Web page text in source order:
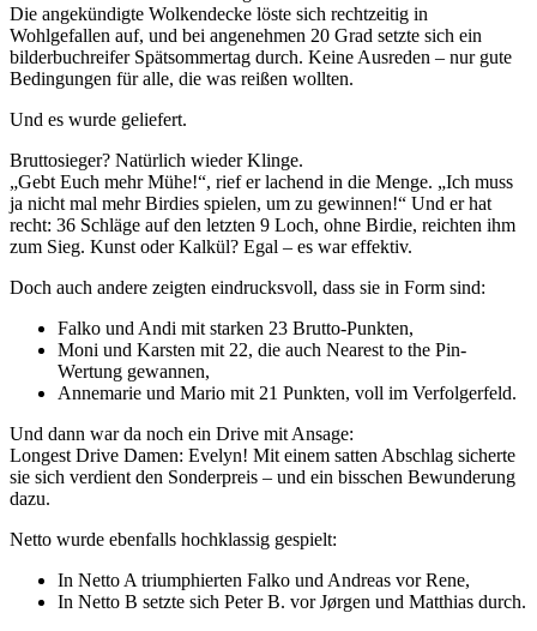
Die angekündigte Wolkendecke löste sich rechtzeitig in
Wohlgefallen auf, und bei angenehmen 20 Grad setzte sich ein
bilderbuchreifer Spätsommertag durch. Keine Ausreden – nur gute
Bedingungen für alle, die was reißen wollten.
Und es wurde geliefert.
Bruttosieger? Natürlich wieder Klinge.
„Gebt Euch mehr Mühe!“, rief er lachend in die Menge. „Ich muss
ja nicht mal mehr Birdies spielen, um zu gewinnen!“ Und er hat
recht: 36 Schläge auf den letzten 9 Loch, ohne Birdie, reichten ihm
zum Sieg. Kunst oder Kalkül? Egal – es war effektiv.
Doch auch andere zeigten eindrucksvoll, dass sie in Form sind:
Falko und Andi mit starken 23 Brutto-Punkten,
Moni und Karsten mit 22, die auch Nearest to the Pin-
Wertung gewannen,
Annemarie und Mario mit 21 Punkten, voll im Verfolgerfeld.
Und dann war da noch ein Drive mit Ansage:
Longest Drive Damen: Evelyn! Mit einem satten Abschlag sicherte
sie sich verdient den Sonderpreis – und ein bisschen Bewunderung
dazu.
Netto wurde ebenfalls hochklassig gespielt:
In Netto A triumphierten Falko und Andreas vor Rene,
In Netto B setzte sich Peter B. vor Jørgen und Matthias durch.